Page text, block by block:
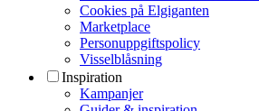
Cookies på Elgiganten
Marketplace
Personuppgiftspolicy
Visselblåsning
Inspiration
Kampanjer